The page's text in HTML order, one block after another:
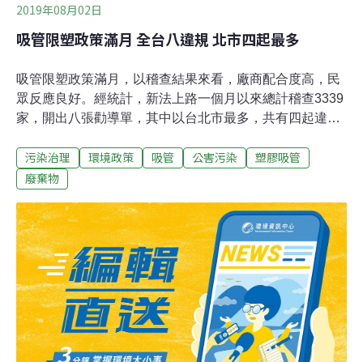
2019年08月02日
吸管限塑政策滿月 全台八違規 北市四起最多
吸管限塑政策滿月，以稽查結果來看，廠商配合度高，民
眾反應良好。經統計，新法上路一個月以來總計稽查3339
家，開出八張勸導單，其中以台北市最多，共有四起違
保署廢管處表示，新法上路一年內首次查有違規情事會開
立勸導單並限期改善，若複查未改善將依法開罰
會直接開罰。新法上路第二天 台北市就有四起違規 京站、
NEO19、ATT4FUN 都開出勸導單7月1日起實施的〈一次
性塑膠吸管限制使用對象、實施方式及實施日期〉昨天滿
月，環保署特別請各地環保局須繃緊神經積極稽查，並且
每週回報稽查進度。據了解，違規案主要發生在百貨公司
的餐廳內，而不少業者雖然改用標示「生物可分解」吸管
做為替代，但因為其產品無環保標章而違法。台北市環保
局指出，7月2日開出4張勸導單，分別是百貨公司Neo19
污染治理 環境政策 吸管 公害污染
塑膠吸管
廢棄物